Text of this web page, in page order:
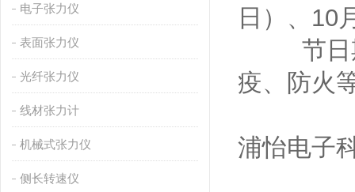
电子张力仪
表面张力仪
光纤张力仪
线材张力计
机械式张力仪
侧长转速仪
日）、10
节日期
疫、防火
浦怡电子